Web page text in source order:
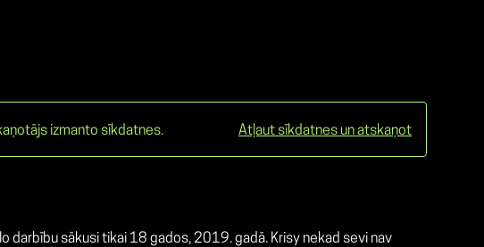
izmanto sīkdatnes. Atļaut sīkdatnes un atskaņot
darbību sākusi tikai 18 gados, 2019. gadā. Krisy nekad sevi nav